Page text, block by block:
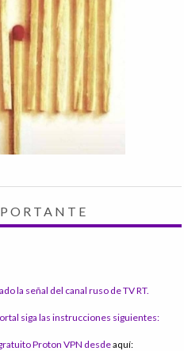
la señal del canal ruso de TV RT.
siga las instrucciones siguientes:
Proton VPN desdeaquí: